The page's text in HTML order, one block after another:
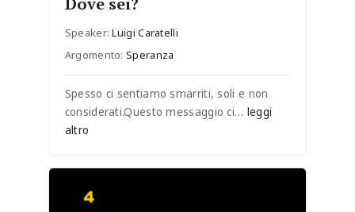
Speaker:Luigi Caratelli
Argomento:Speranza
Spesso ci sentiamo smarriti, soli e non
considerati.Questo messaggio ci… leggi
altro